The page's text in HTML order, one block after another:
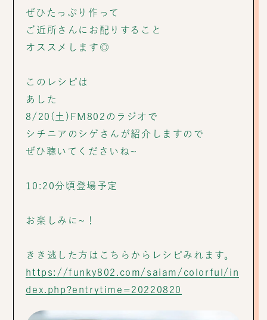
ぜひたっぷり作って
ご近所さんにお配りすること
オススメします◎
このレシピは
あした
8/20(土)FM802のラジオで
シチニアのシゲさんが紹介しますので
ぜひ聴いてくださいね~
10:20分頃登場予定
お楽しみに~！
きき逃した方はこちらからレシピみれます。
https://funky802.com/saiam/colorful/in
dex.php?entrytime=20220820